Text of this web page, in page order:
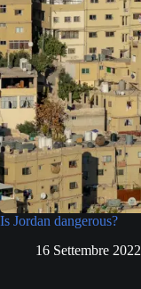
Is Jordan dangerous?
16 Settembre 2022